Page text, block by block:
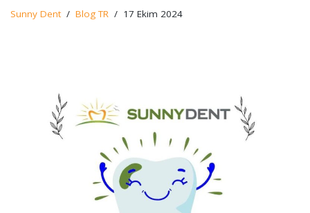
Sunny Dent Blog TR 17 Ekim 2024